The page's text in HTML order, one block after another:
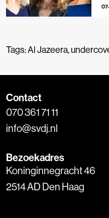
Tags:Al Jazeera,
Contact
070 361 71 11
info@svdj.nl
Bezoekadres
Koninginnegracht 46
2514 AD Den Haag